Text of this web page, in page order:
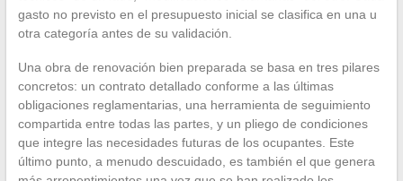
gasto no previsto en el presupuesto inicial se clasifica en una u
otra categoría antes de su validación.
Una obra de renovación bien preparada se basa en tres pilares
concretos: un contrato detallado conforme a las últimas
obligaciones reglamentarias, una herramienta de seguimiento
compartida entre todas las partes, y un pliego de condiciones
que integre las necesidades futuras de los ocupantes. Este
último punto, a menudo descuidado, es también el que genera